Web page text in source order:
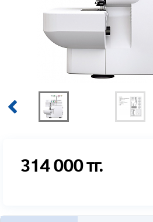
314 000тг.